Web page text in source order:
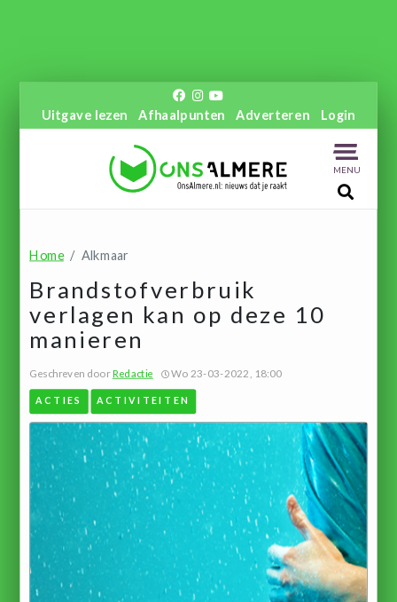
Uitgave lezen Afhaalpunten Adverteren Login
MENU
Home Alkmaar
Brandstofverbruik
verlagen kan op deze 10
manieren
Geschreven doorRedactie Wo 23-03-2022, 18:00
ACTIES ACTIVITEITEN